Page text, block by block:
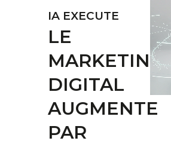
IA EXECUTE
LE
MARKETING
DIGITAL
AUGMENTE
PAR